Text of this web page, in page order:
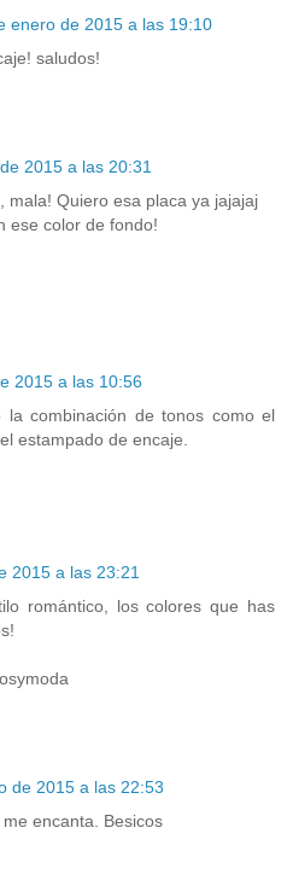
enero de 2015 a las 19:10
saludos!
2015 a las 20:31
mala! Quiero esa placa ya jajajaj
ese color de fondo!
2015 a las 10:56
la combinación de tonos como el
estampado de encaje.
2015 a las 23:21
romántico, los colores que has
de 2015 a las 22:53
encanta. Besicos